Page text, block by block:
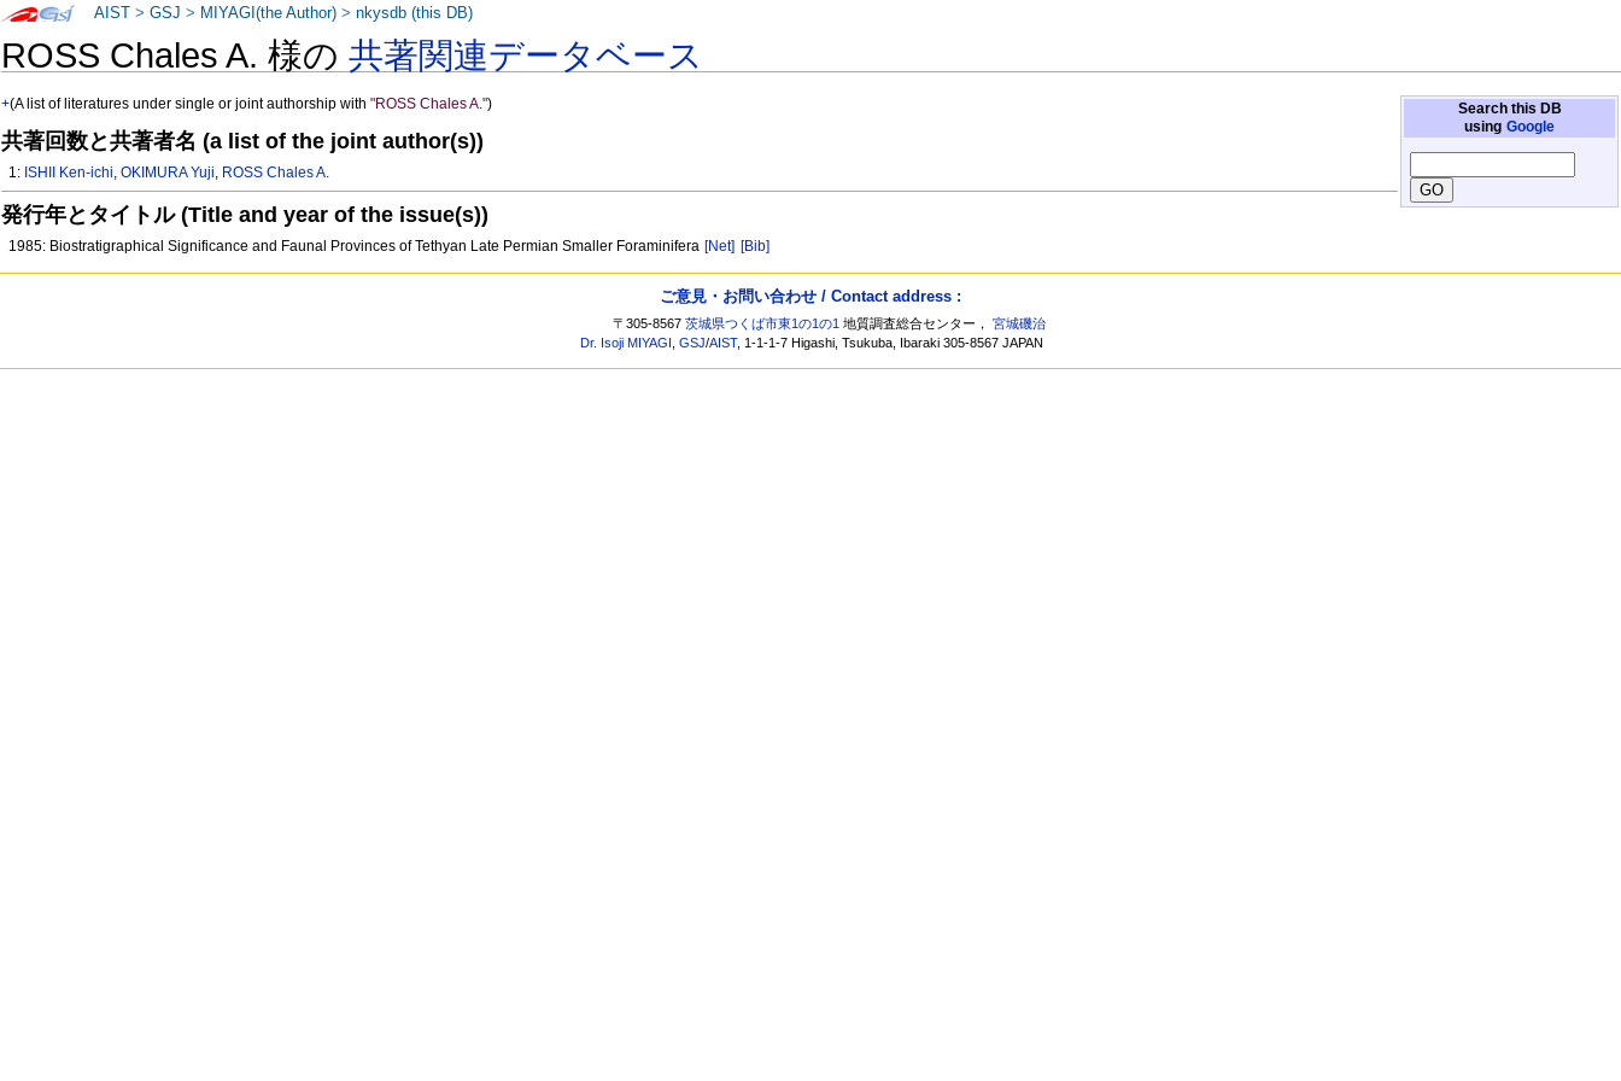
ROSS Chales A. 様の共著関連データベース
Search this DB
using Google
+(A list of literatures under single or joint authorship with"ROSS Chales A.")
共著回数と共著者名 (a list of the joint author(s))
1: ISHII Ken-ichi,OKIMURA Yuji, ROSS Chales A.
発行年とタイトル (Title and year of the issue(s))
1985: Biostratigraphical Significance and Faunal Provinces of Tethyan Late Permian Smaller Foraminifera [Net] [Bib]
AIST >GSJ > MIYAGI(the Author) >nkysdb (this DB)
ご意見・お問い合わせ / Contact address :
〒305-8567茨城県つくば市東1の1の1 地質調査総合センター，宮城磯治
Dr. Isoji MIYAGI ,GSJ/AIST, 1-1-1-7 Higashi, Tsukuba, Ibaraki 305-8567 JAPAN